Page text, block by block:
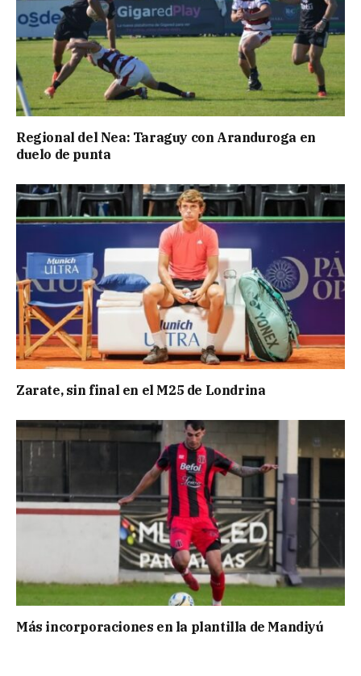
Regional del Nea: Taraguy con Aranduroga en
duelo de punta
Zarate, sin final en el M25 de Londrina
Más incorporaciones en la plantilla de Mandiyú